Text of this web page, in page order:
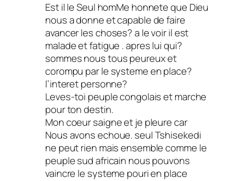
Est il le Seul homMe honnete que Dieu
nous a donne et capable de faire
avancer les choses? a le voir il est
malade et fatigue . apres lui qui?
sommes nous tous peureux et
corompu par le systeme en place?
l’interet personne?
Leves-toi peuple congolais et marche
pour ton destin.
Mon coeur saigne et je pleure car
Nous avons echoue. seul Tshisekedi
ne peut rien mais ensemble comme le
peuple sud africain nous pouvons
vaincre le systeme pouri en place